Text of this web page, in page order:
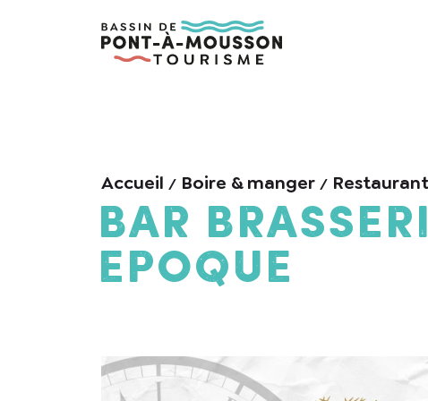
Accueil Boire & manger
Bar
Epoque